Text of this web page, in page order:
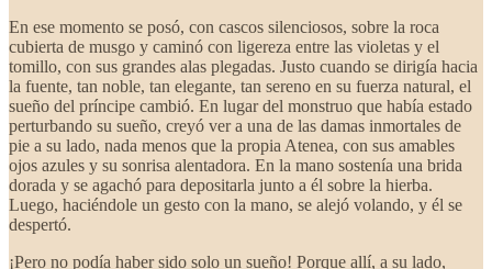
En ese momento se posó, con cascos silenciosos, sobre la roca
cubierta de musgo y caminó con ligereza entre las violetas y el
tomillo, con sus grandes alas plegadas. Justo cuando se dirigía hacia
la fuente, tan noble, tan elegante, tan sereno en su fuerza natural, el
sueño del príncipe cambió. En lugar del monstruo que había estado
perturbando su sueño, creyó ver a una de las damas inmortales de
pie a su lado, nada menos que la propia Atenea, con sus amables
ojos azules y su sonrisa alentadora. En la mano sostenía una brida
dorada y se agachó para depositarla junto a él sobre la hierba.
Luego, haciéndole un gesto con la mano, se alejó volando, y él se
despertó.
¡Pero no podía haber sido solo un sueño! Porque allí, a su lado,